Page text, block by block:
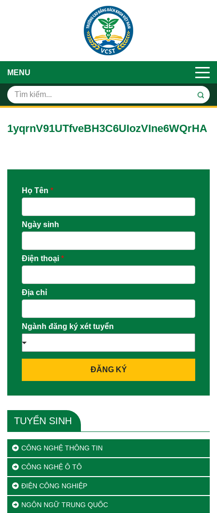
MENU
1yqrnV91UTfveBH3C6UIozVIne6WQrHA
Họ Tên *
Ngày sinh
Điện thoại *
Địa chỉ
Ngành đăng ký xét tuyển
ĐĂNG KÝ
TUYỂN SINH
CÔNG NGHỆ THÔNG TIN
CÔNG NGHỆ Ô TÔ
ĐIỆN CÔNG NGHIỆP
NGÔN NGỮ TRUNG QUỐC